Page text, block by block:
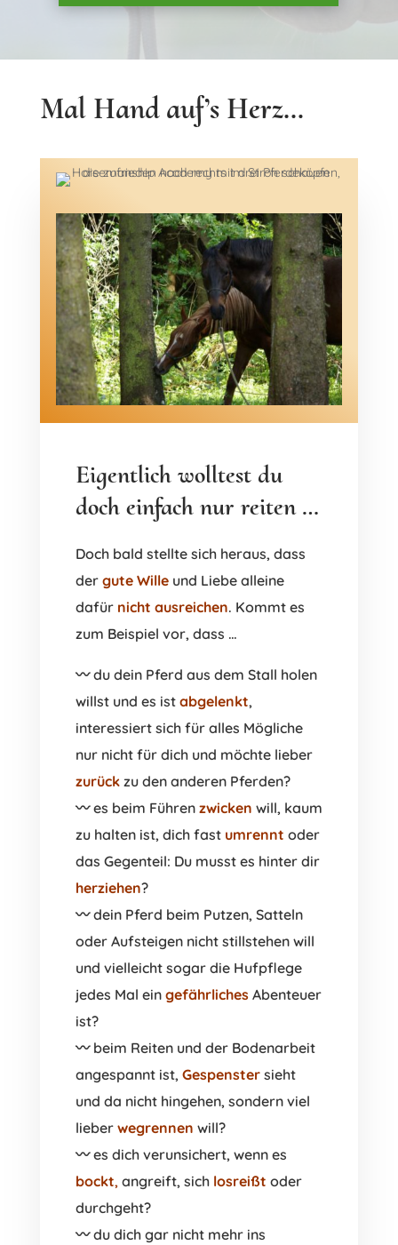
Mal Hand auf’s Herz…
Eigentlich wolltest du
doch einfach nur reiten …
Doch bald stellte sich heraus, dass
der gute Willeund Liebe alleine
dafürnicht ausreichen. Kommt es
zum Beispiel vor, dass …
〰️ du dein Pferd aus dem Stall holen
willst und es ist abgelenkt,
interessiert sich für alles Mögliche
nur nicht für dich und möchte lieber
zurück zu den anderen Pferden?
〰️ es beim Führen zwicken will, kaum
zu halten ist, dich fast umrennt oder
das Gegenteil: Du musst es hinter dir
herziehen?
〰️ dein Pferd beim Putzen, Satteln
oder Aufsteigen nicht stillstehen will
und vielleicht sogar die Hufpflege
jedes Mal ein gefährlichesAbenteuer
ist?
〰️ beim Reiten und der Bodenarbeit
angespannt ist, Gespenster sieht
und da nicht hingehen, sondern viel
lieber wegrennen will?
〰️ es dich verunsichert, wenn es
bockt, angreift, sich losreißt oder
durchgeht?
〰️ du dich gar nicht mehr ins